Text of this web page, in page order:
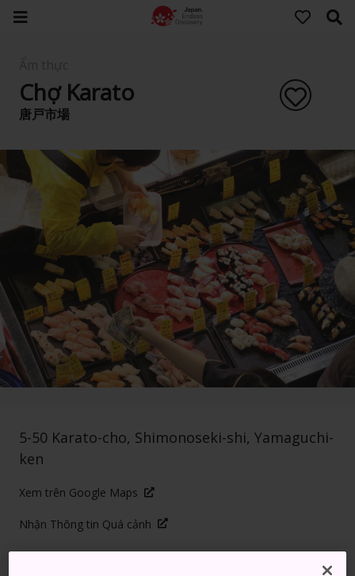
Chợ Karato
唐戸市場
5-50 Karato-cho, Shimonoseki-shi, Yamaguchi-
ken
Xem trên Google Maps
Nhận Thông tin Quá cảnh